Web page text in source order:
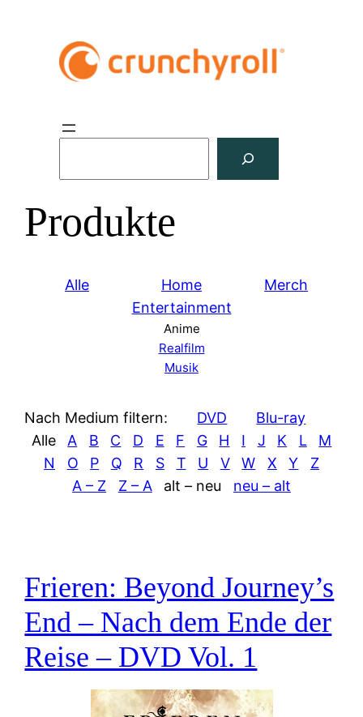
h
e
Produkte
Alle
Home
Entertainment
Anime
Realfilm
Musik
Merch
Nach Medium filtern: DVD
Blu-ray
Alle
A B C D E F G H I J K L
M
N
O P Q R S T U V W X Y
Z
A – Z
Z – A alt – neu neu – alt
Frieren: Beyond Journey’s
End – Nach dem Ende der
Reise – DVD Vol. 1